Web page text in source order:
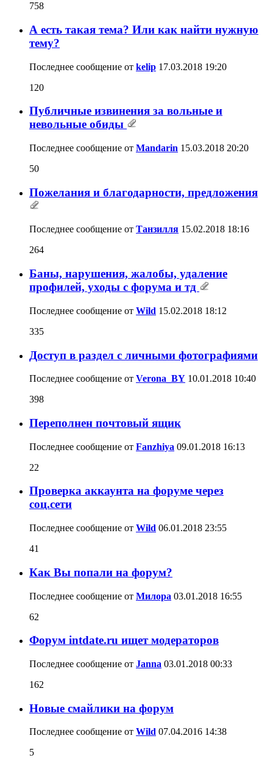
758
А есть такая тема? Или как найти нужную
тему?
Последнее сообщение от kelip 17.03.2018 19:20
120
Публичные извинения за вольные и
невольные обиды
Последнее сообщение от Mandarin 15.03.2018 20:20
50
Пожелания и благодарности, предложения
Последнее сообщение от Танзилля 15.02.2018 18:16
264
Баны, нарушения, жалобы, удаление
профилей, уходы с форума и тд
Последнее сообщение от Wild 15.02.2018 18:12
335
Доступ в раздел с личными фотографиями
Последнее сообщение от Verona_BY 10.01.2018 10:40
398
Переполнен почтовый ящик
Последнее сообщение от Fanzhiya 09.01.2018 16:13
22
Проверка аккаунта на форуме через
соц.сети
Последнее сообщение от Wild 06.01.2018 23:55
41
Как Вы попали на форум?
Последнее сообщение от Милора 03.01.2018 16:55
62
Форум intdate.ru ищет модераторов
Последнее сообщение от Janna 03.01.2018 00:33
162
Новые смайлики на форум
Последнее сообщение от Wild 07.04.2016 14:38
5